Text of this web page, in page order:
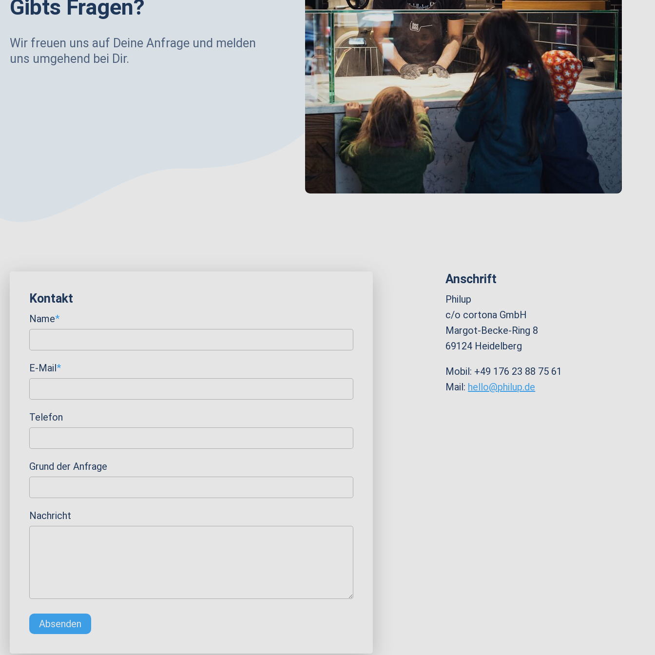
Gibts Fragen?
Wir freuen uns auf Deine Anfrage und melden
uns umgehend bei Dir.
Kontakt
Pflichtfeld
Name*
Pflichtfeld
E-Mail*
Telefon
Grund der Anfrage
Nachricht
Absenden
Anschrift
Philup
c/o cortona GmbH
Margot-Becke-Ring 8
69124 Heidelberg
Mobil: +49 176 23 88 75 61
Mail: hello@philup.de